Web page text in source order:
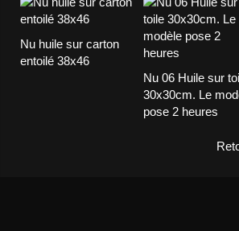
Nu huile sur carton
entoilé 38x46
Nu 06 Huile sur
30x30cm. Le
pose 2 heures